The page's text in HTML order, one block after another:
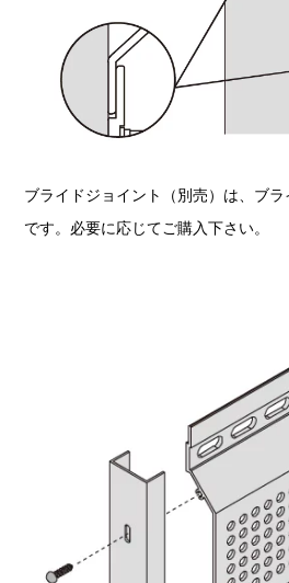
ブライドジョイント（別売）は、ブ
です。必要に応じてご購入下さい。